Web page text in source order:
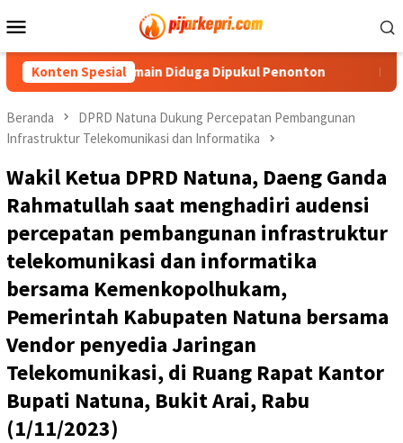
ke
Mobile
Konten Spesial
di Jemaja, Pemain Diduga Dipukul Penonton PWI
Beranda
DPRD Natuna Dukung Percepatan Pembangunan
Infrastruktur Telekomunikasi dan Informatika
Wakil Ketua DPRD Natuna, Daeng Ganda
Rahmatullah saat menghadiri audensi
percepatan pembangunan infrastruktur
telekomunikasi dan informatika
bersama Kemenkopolhukam,
Pemerintah Kabupaten Natuna bersama
Vendor penyedia Jaringan
Telekomunikasi, di Ruang Rapat Kantor
Bupati Natuna, Bukit Arai, Rabu
(1/11/2023)